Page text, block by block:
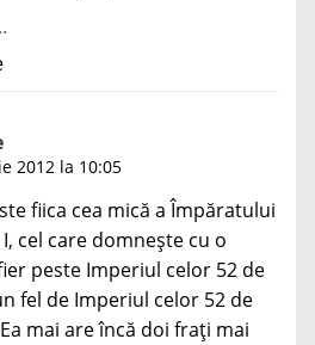
2012 la 10:05
fiica cea mică a Împăratului
cel care domnește cu o
peste Imperiul celor 52 de
fel de Imperiul celor 52 de
mai are încă doi frați mai